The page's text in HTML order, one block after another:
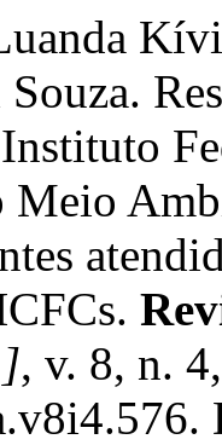
Meio
, v. 8, n.